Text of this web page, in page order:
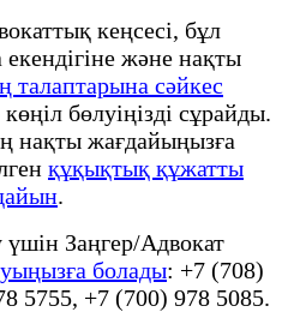
кеңсесі, бұл
және нақты
талаптарына сәйкес
бөлуіңізді сұрайды.
нақты жағдайыңызға
құқықтық құжатты
.
Заңгер/Адвокат
болады: +7 (708)
5755, +7 (700) 978 5085.